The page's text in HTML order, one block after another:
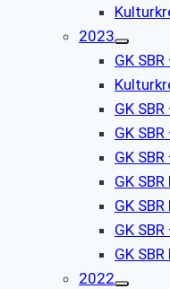
2023
GK
GK
GK
GK
GK
GK
GK
GK
2022